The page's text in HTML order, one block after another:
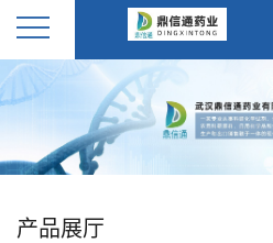
公
产品展厅